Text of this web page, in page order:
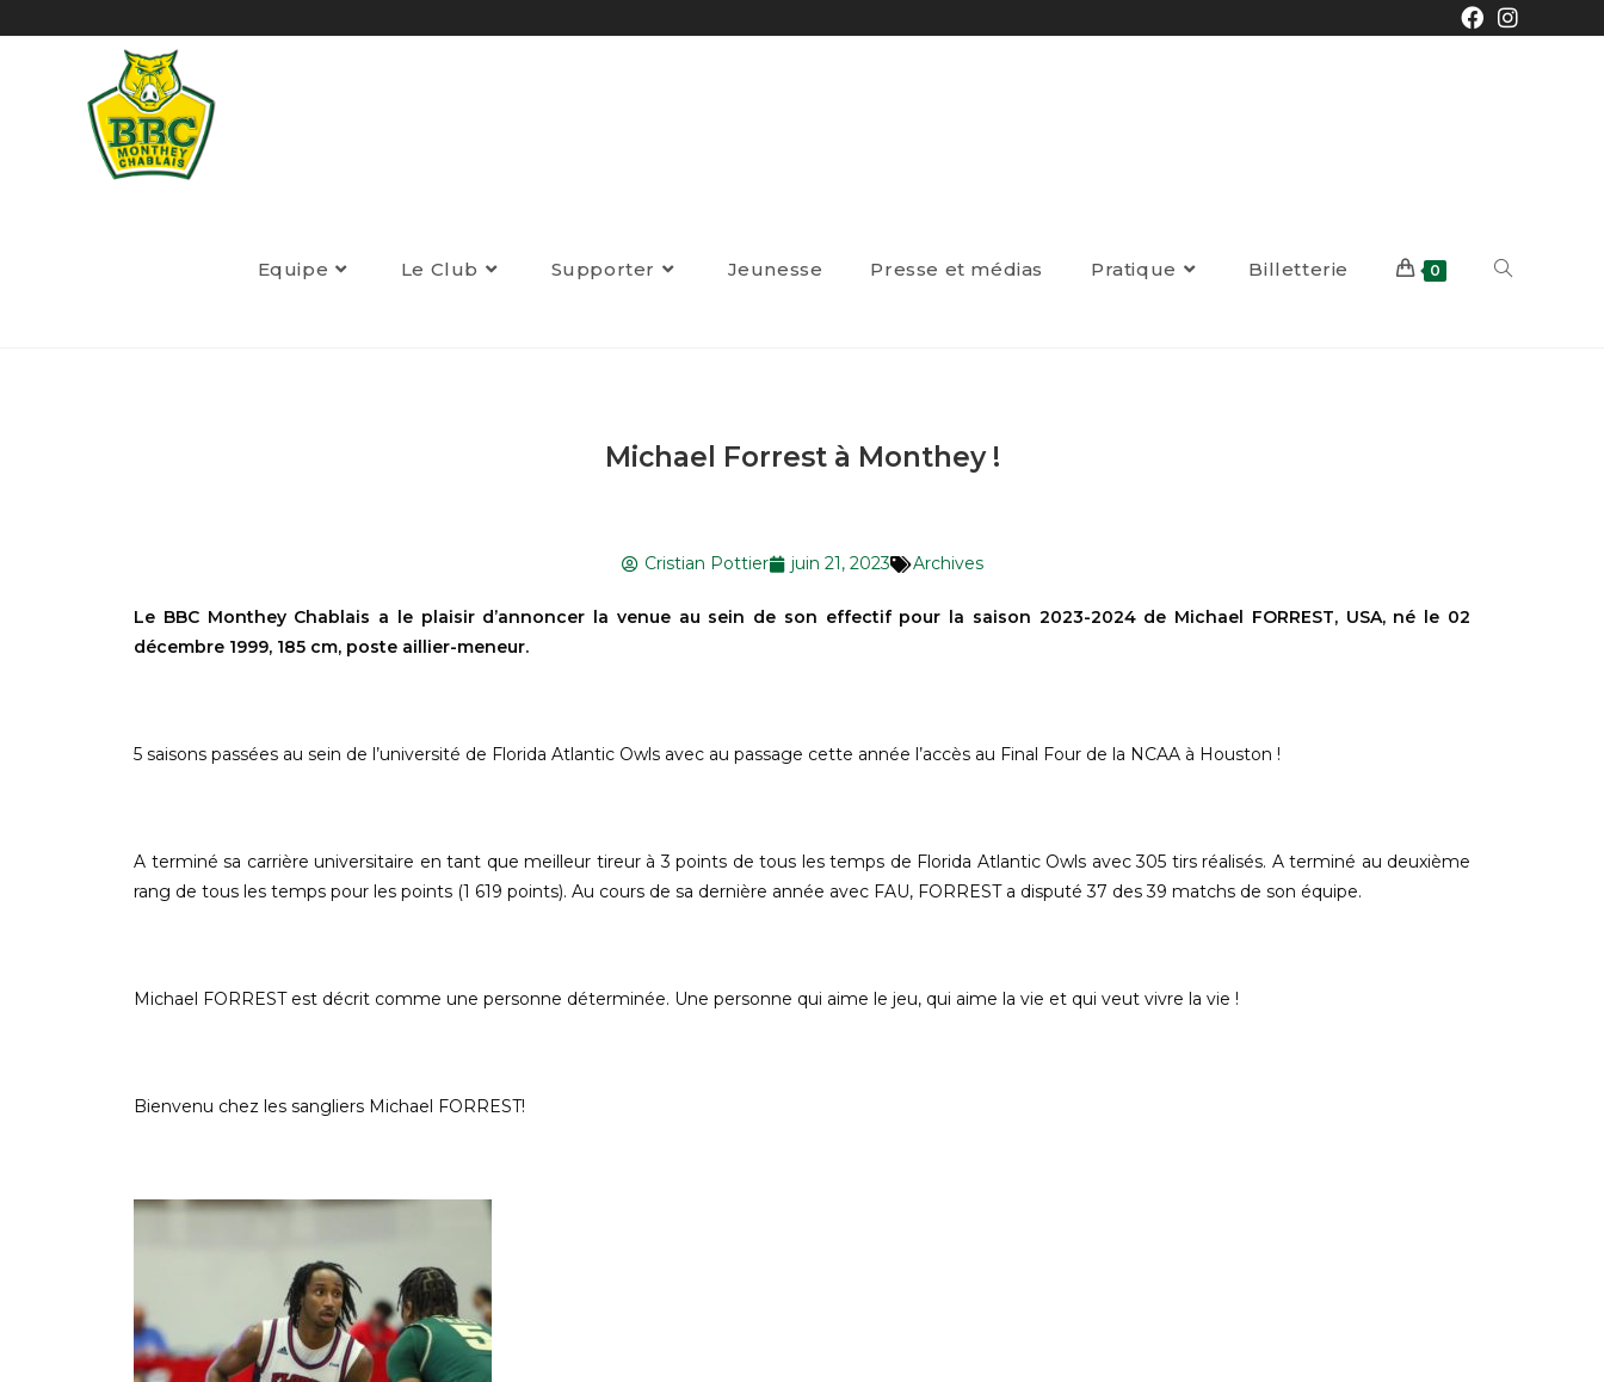
Equipe Le Club Supporter Jeunesse Presse et médias Pratique Billetterie 0
Michael Forrest à Monthey !
Cristian Pottier juin 21, 2023 Archives
Le BBC Monthey Chablais a le plaisir d’annoncer la venue au sein de son effectif pour la saison 2023-2024 de Michael FORREST, USA, né le 02
décembre 1999, 185 cm, poste aillier-meneur.
5 saisons passées au sein de l’université de Florida Atlantic Owls avec au passage cette année l’accès au Final Four de la NCAA à Houston !
A terminé sa carrière universitaire en tant que meilleur tireur à 3 points de tous les temps de Florida Atlantic Owls avec 305 tirs réalisés. A terminé au deuxième
rang de tous les temps pour les points (1 619 points). Au cours de sa dernière année avec FAU, FORRESTa disputé 37 des 39 matchs de son équipe.
Michael FORREST est décrit comme une personne déterminée. Une personne qui aime le jeu, qui aime la vie et qui veut vivre la vie !
Bienvenu chez les sangliers Michael FORREST!